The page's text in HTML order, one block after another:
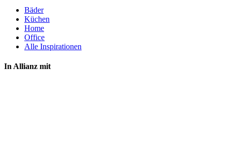
Bäder
Küchen
Home
Office
Alle Inspirationen
In Allianz mit